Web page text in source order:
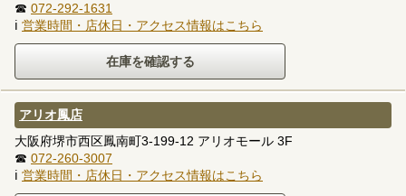
☎ 072-292-1631
ℹ 営業時間・店休日・アクセス情報はこちら
アリオ鳳店
大阪府堺市西区鳳南町3-199-12 アリオモール 3F
☎ 072-260-3007
ℹ 営業時間・店休日・アクセス情報はこちら